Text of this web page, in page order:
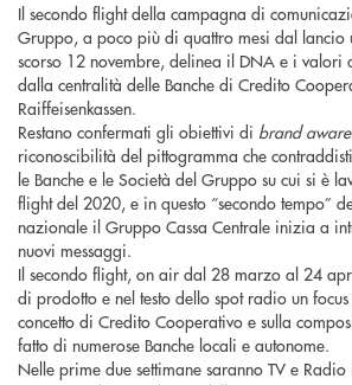
Il secondo flight della campagna di
Gruppo, a poco più di quattro mesi dal lancio
scorso 12 novembre, delinea il DNA e i valori
dalla centralità delle Banche di Credito
Raiffeisenkassen.
Restano confermati gli obiettivi di brand
riconoscibilità del pittogramma che
le Banche e le Società del Gruppo su cui si è
flight del 2020, e in questo “secondo tempo”
nazionale il Gruppo Cassa Centrale inizia a
nuovi messaggi.
Il secondo flight, on air dal 28 marzo al 24
di prodotto e nel testo dello spot radio un
concetto di Credito Cooperativo e sulla
fatto di numerose Banche locali e autonome.
Nelle prime due settimane saranno TV e